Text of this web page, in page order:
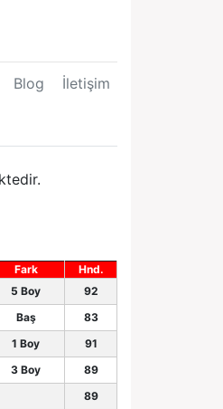
Blog İletişim
Fark
Hnd.
5 Boy
92
Baş
83
1 Boy
91
3 Boy
89
89